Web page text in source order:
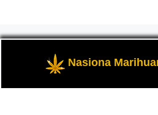
marihuanie THC i konopi CBD,
cannabis i nie
Nasiona